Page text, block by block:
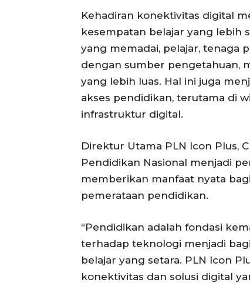
Kehadiran konektivitas digital
kesempatan belajar yang lebih
yang memadai, pelajar, tenaga
dengan sumber pengetahuan,
yang lebih luas. Hal ini juga
akses pendidikan, terutama di
infrastruktur digital.
Direktur Utama PLN Icon Plus,
Pendidikan Nasional menjadi
memberikan manfaat nyata
pemerataan pendidikan.
“Pendidikan adalah fondasi
terhadap teknologi menjadi
belajar yang setara. PLN Icon
konektivitas dan solusi digital